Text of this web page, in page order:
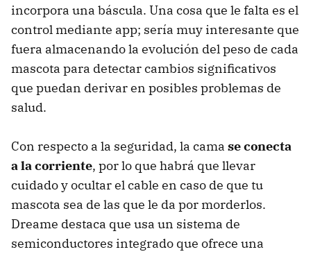
incorpora una báscula. Una cosa que le falta es el
control mediante app; sería muy interesante que
fuera almacenando la evolución del peso de cada
mascota para detectar cambios significativos
que puedan derivar en posibles problemas de
salud.
Con respecto a la seguridad, la cama se conecta
a la corriente, por lo que habrá que llevar
cuidado y ocultar el cable en caso de que tu
mascota sea de las que le da por morderlos.
Dreame destaca que usa un sistema de
semiconductores integrado que ofrece una